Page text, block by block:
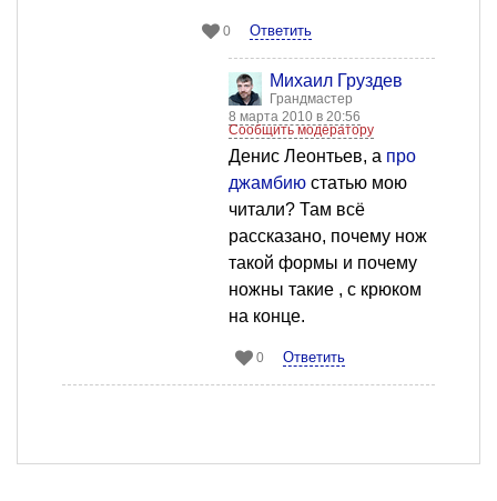
0 Ответить
Михаил Груздев
Грандмастер
8 марта 2010 в 20:56
Сообщить модератору
Денис Леонтьев, а про
джамбию статью мою
читали? Там всё
рассказано, почему нож
такой формы и почему
ножны такие , с крюком
на конце.
0 Ответить